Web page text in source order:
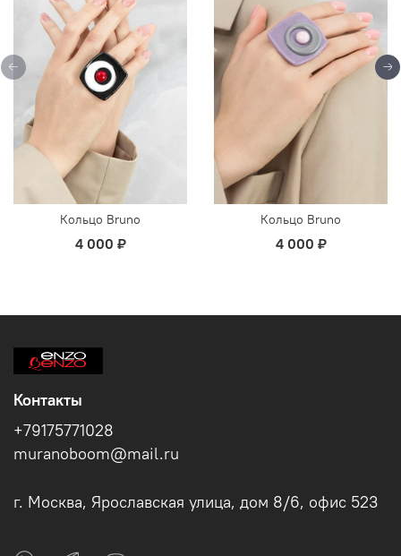
Кольцо Bruno
4 000 ₽
Кольцо Bruno
4 000 ₽
Контакты
+79175771028
muranoboom@mail.ru
г. Москва, Ярославская улица, дом 8/6, офис 523